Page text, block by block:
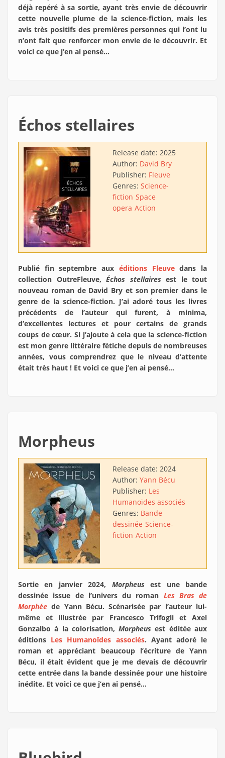
déjà repéré à sa sortie, ayant très envie de découvrir
cette nouvelle plume de la science-fiction, mais les
avis très positifs des premières personnes qui l’ont lu
n’ont fait que renforcer mon envie de le découvrir. Et
voici ce que j’en ai pensé…
Échos stellaires
Release date: 2025
Author: David Bry
Publisher: Fleuve
Genres: Science-
fiction Space
opera Action
Publié fin septembre aux éditions Fleuvedans la
collection OutreFleuve, Échos stellaires est le tout
nouveau roman de David Bry et son premier dans le
genre de la science-fiction. J’ai adoré tous les livres
précédents de l’auteur qui furent, à minima,
d’excellentes lectures et pour certains de grands
coups de cœur. Si j’ajoute à cela que la science-fiction
est mon genre littéraire fétiche depuis de nombreuses
années, vous comprendrez que le niveau d’attente
était très haut ! Et voici ce que j’en ai pensé…
Morpheus
Release date: 2024
Author: Yann Bécu
Publisher: Les
Humanoïdes associés
Genres: Bande
dessinée Science-
fiction Action
Sortie en janvier 2024, Morpheus est une bande
dessinée issue de l’univers du roman Les Bras de
Morphée de Yann Bécu. Scénarisée par l’auteur lui-
même et illustrée par Francesco Trifogli et Axel
Gonzalbo à la colorisation,Morpheus est éditée aux
éditions Les Humanoïdes associés. Ayant adoré le
roman et appréciant beaucoup l’écriture de Yann
Bécu, il était évident que je me devais de découvrir
cette entrée dans la bande dessinée pour une histoire
inédite. Et voici ce que j’en ai pensé…